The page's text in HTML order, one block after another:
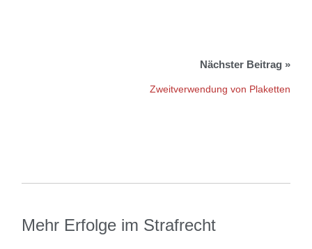
Zweitverwendung von Plaketten
Mehr Erfolge im Strafrecht